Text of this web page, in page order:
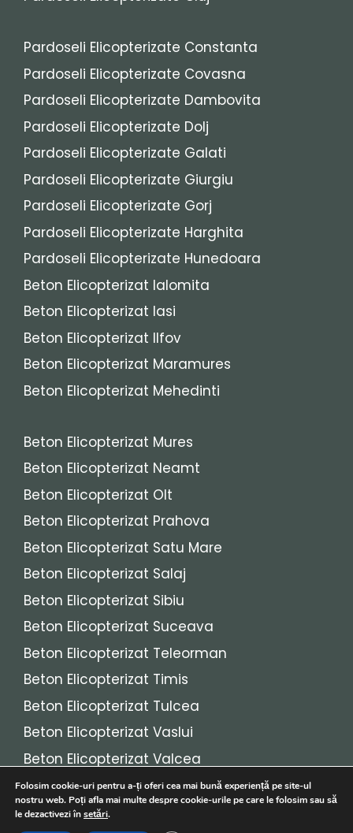
Pardoseli Elicopterizate Constanta
Pardoseli Elicopterizate Covasna
Pardoseli Elicopterizate Dambovita
Pardoseli Elicopterizate Dolj
Pardoseli Elicopterizate Galati
Pardoseli Elicopterizate Giurgiu
Pardoseli Elicopterizate Gorj
Pardoseli Elicopterizate Harghita
Pardoseli Elicopterizate Hunedoara
Beton Elicopterizat Ialomita
Beton Elicopterizat Iasi
Beton Elicopterizat Ilfov
Beton Elicopterizat Maramures
Beton Elicopterizat Mehedinti
Beton Elicopterizat Mures
Beton Elicopterizat Neamt
Beton Elicopterizat Olt
Beton Elicopterizat Prahova
Beton Elicopterizat Satu Mare
Beton Elicopterizat Salaj
Beton Elicopterizat Sibiu
Beton Elicopterizat Suceava
Beton Elicopterizat Teleorman
Beton Elicopterizat Timis
Beton Elicopterizat Tulcea
Beton Elicopterizat Vaslui
Beton Elicopterizat Valcea
Beton Elicopterizat Vrancea
Folosim cookie-uri pentru a-ți oferi cea mai bună experiență pe site-ul
nostru web. Poți afla mai multe despre cookie-urile pe care le folosim sau să
le dezactivezi însetări.